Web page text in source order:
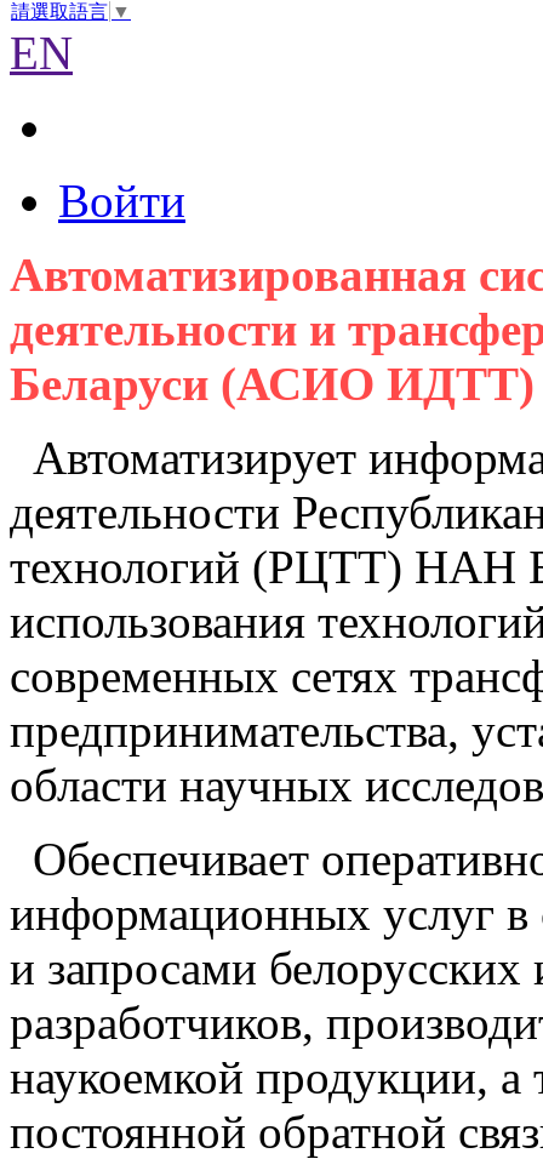
請選取語言 ▼
EN
Войти
Автоматизированная
деятельности и
Беларуси (АСИО ИДТТ)
Автоматизирует
деятельности
технологий (РЦТТ) НАН
использования
современных сетях
предпринимательства,
области научных
Обеспечивает
информационных услуг в
и запросами
разработчиков,
наукоемкой продукции, а
постоянной обратной